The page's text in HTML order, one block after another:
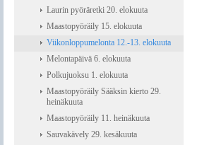
Laurin pyöräretki 20. elokuuta
Maastopyöräily 15. elokuuta
Viikonloppumelonta 12.-13. elokuuta
Melontapäivä 6. elokuuta
Polkujuoksu 1. elokuuta
Maastopyöräily Sääksin kierto 29.
heinäkuuta
Maastopyöräily 11. heinäkuuta
Sauvakävely 29. kesäkuuta